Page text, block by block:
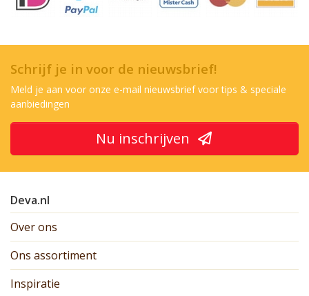
Schrijf je in voor de nieuwsbrief!
Meld je aan voor onze e-mail nieuwsbrief voor tips & speciale
aanbiedingen
Nu inschrijven
Deva.nl
Over ons
Ons assortiment
Inspiratie